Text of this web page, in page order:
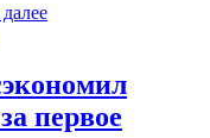
первое